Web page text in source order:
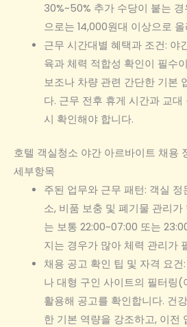
30%~50% 추가 수당이 붙는
으로는 14,000원대 이상으로
근무 시간대별 혜택과 조건: 야
육과 체력 적합성 확인이 필수
보조나 차량 관련 간단한 기본
다. 근무 전후 휴게 시간과 교
시 확인해야 합니다.
호텔 객실청소 야간 아르바이트 채용
세부항목
주된 업무와 근무 패턴: 객실 정
소, 비품 보충 및 폐기물 관리
는 보통 22:00~07:00 또는
지는 경우가 많아 체력 관리가
채용 공고 확인 팁 및 자격 요
나 대형 구인 사이트의 필터링
활용해 공고를 확인합니다. 건
한 기본 역량을 강조하고, 이전